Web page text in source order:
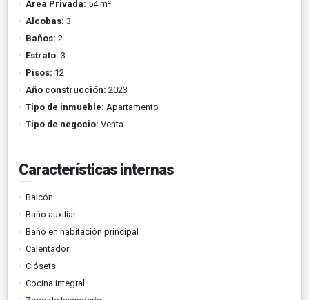
Área Privada: 54 m²
Alcobas: 3
Baños: 2
Estrato: 3
Pisos: 12
Año construcción: 2023
Tipo de inmueble: Apartamento
Tipo de negocio: Venta
Características internas
Balcón
Baño auxiliar
Baño en habitación principal
Calentador
Clósets
Cocina integral